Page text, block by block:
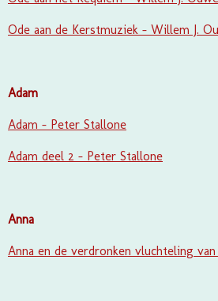
Ode aan de Kerstmuziek - Willem J.
Adam
Adam - Peter Stallone
Adam deel 2 - Peter Stallone
Anna
Anna en de verdronken vluchteling